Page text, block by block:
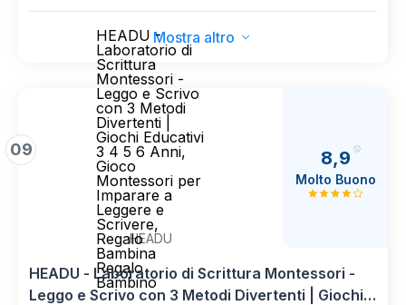
Mostra altro
09
HEADU -
Laboratorio di
Scrittura
Montessori -
Leggo e Scrivo
con 3 Metodi
Divertenti |
Giochi Educativi
3 4 5 6 Anni,
Gioco
Montessori per
Imparare a
Leggere e
Scrivere,
Regalo
Bambina
Regalo
Bambino
HEADU
8,9
Molto Buono
HEADU - Laboratorio di Scrittura Montessori -
Leggo e Scrivo con 3 Metodi Divertenti | Giochi